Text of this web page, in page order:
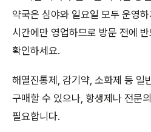
약국은 심야와 일요일 모두 운영
시간에만 영업하므로 방문 전에
확인하세요.
해열진통제, 감기약, 소화제 등 일
구매할 수 있으나, 항생제나 전문
필요합니다.